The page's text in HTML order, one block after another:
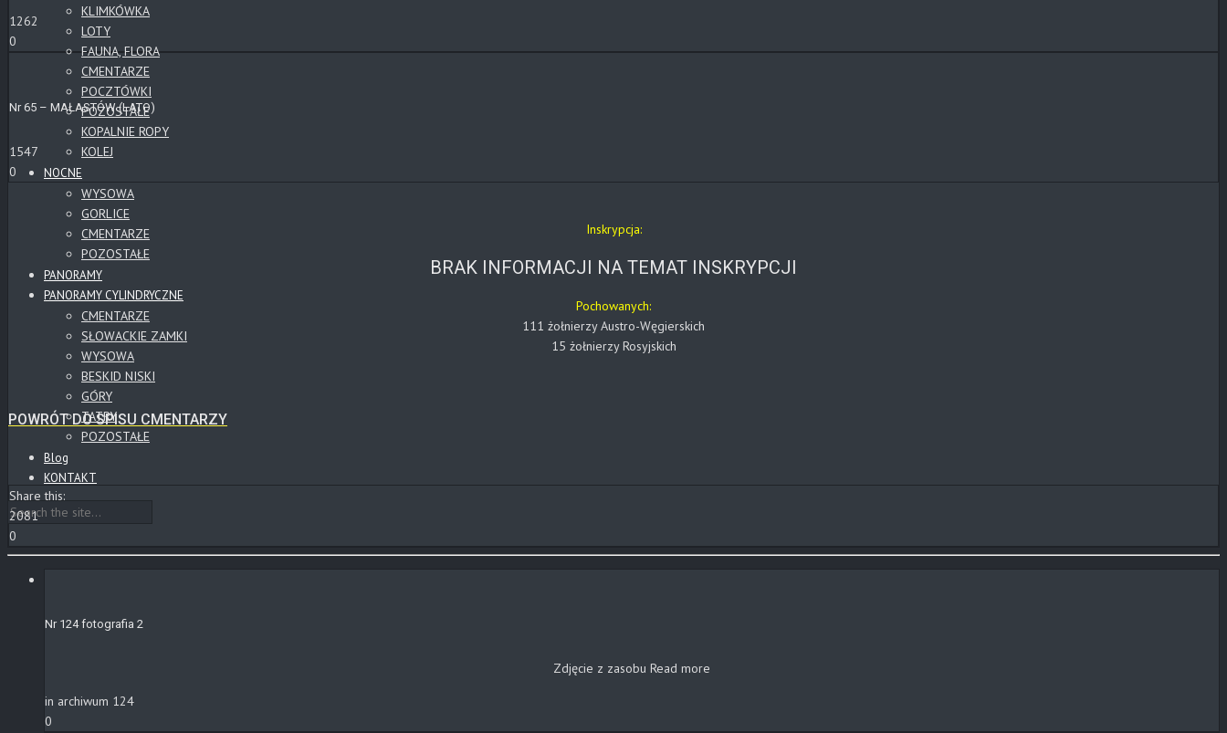
KLIMKÓWKA
LOTY
FAUNA, FLORA
CMENTARZE
POCZTÓWKI
POZOSTAŁE
KOPALNIE ROPY
KOLEJ
NOCNE
WYSOWA
GORLICE
CMENTARZE
POZOSTAŁE
PANORAMY
PANORAMY CYLINDRYCZNE
CMENTARZE
SŁOWACKIE ZAMKI
WYSOWA
BESKID NISKI
GÓRY
TATRY
POZOSTAŁE
Blog
KONTAKT
1262
0
Nr 65 – MAŁASTÓW (LATO)
1547
0
Inskrypcja:
BRAK INFORMACJI NA TEMAT INSKRYPCJI
Pochowanych:
111 żołnierzy Austro-Węgierskich
15 żołnierzy Rosyjskich
POWRÓT DO SPISU CMENTARZY
Share this:
2081
0
Nr 124 fotografia 2
Zdjęcie z zasobu Read more
in archiwum 124
0